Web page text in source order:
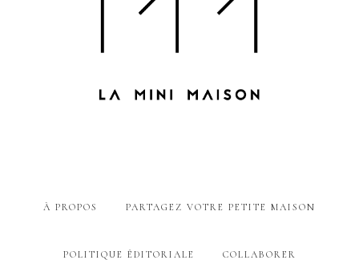
À PROPOS PARTAGEZ VOTRE PETITE MAISON
POLITIQUE ÉDITORIALE COLLABORER